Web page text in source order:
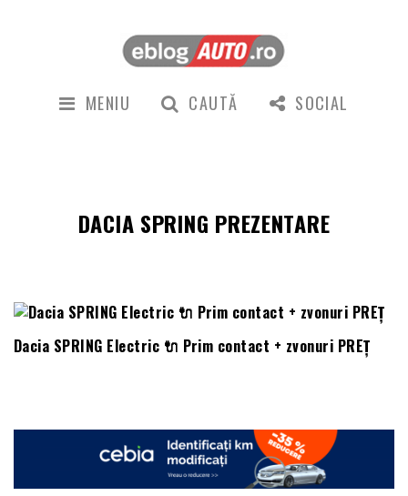
MENIU CAUTĂ SOCIAL
DACIA SPRING PREZENTARE
Dacia SPRING Electric 🔌 Prim contact + zvonuri PREȚ